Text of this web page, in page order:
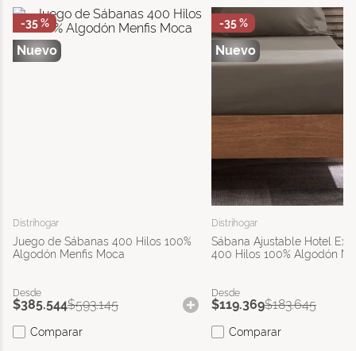
-35 %
Distrihogar
Juego de Sábanas 400 Hilos 100%
Algodón Menfis Moca
$385.544$593.145
Comparar
-35 %
Distrihogar
Sábana Ajustable Hotel
400 Hilos 100% Algodón
$119.369$183.645
Comparar